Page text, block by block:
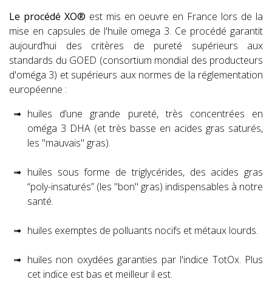
Le procédé XO® est mis en oeuvre en France lors de la
mise en capsules de l'huile omega 3. Ce procédé garantit
aujourd’hui des critères de pureté supérieurs aux
standards du GOED (consortium mondial des producteurs
d'oméga 3) et supérieurs aux normes de la réglementation
européenne :
huiles d’une grande pureté, très concentrées en
oméga 3 DHA (et très basse en acides gras saturés,
les "mauvais" gras).
huiles sous forme de triglycérides, des acides gras
“poly-insaturés” (les "bon" gras) indispensables à notre
santé.
huiles exemptes de polluants nocifs et métaux lourds.
huiles non oxydées garanties par l'indice TotOx. Plus
cet indice est bas et meilleur il est.